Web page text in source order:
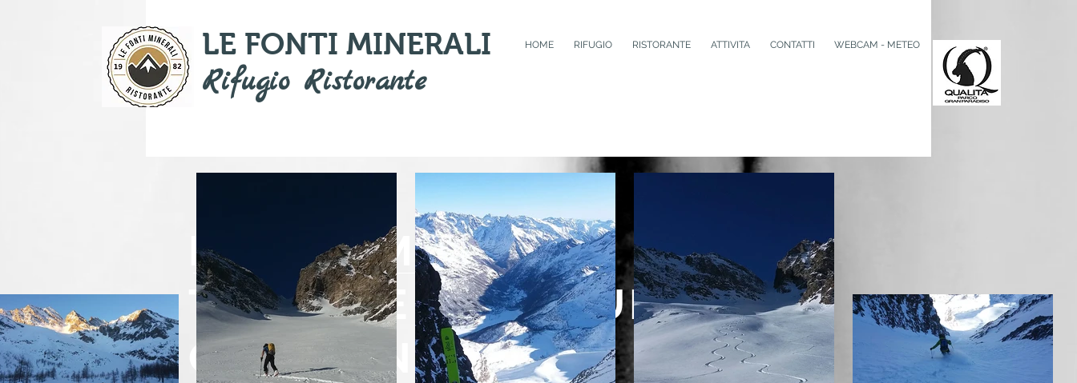
LE FONTI MINERALI
Rifugio Ristorante
HOME RIFUGIO RISTORANTE ATTIVITA CONTATTI WEBCAM - METEO
E' IL MOMENTO DI
TOCCARE LA NATURA
CON MANO